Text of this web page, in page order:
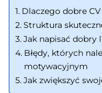
Dlaczego dobre
Struktura
Jak napisać dobry
Błędy, których
motywacyjnym
Jak zwiększyć